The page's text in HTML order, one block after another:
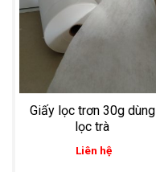
Giấy lọc trơn 30g dùng
lọc trà
Liên hệ